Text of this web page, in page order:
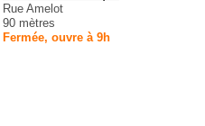
Rue Amelot
90 mètres
Fermée, ouvre à 9h